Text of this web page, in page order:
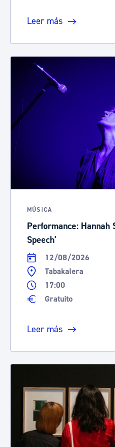
Leer más
MÚSICA
Performance: Hannah
Speech'
12/08/2026
Tabakalera
17:00
Gratuito
Leer más